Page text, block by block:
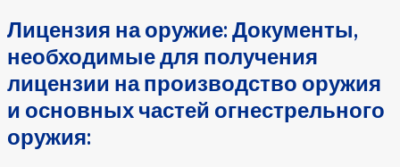
Лицензия на оружие: Документы,
необходимые для получения
лицензии на производство оружия
и основных частей огнестрельного
оружия: